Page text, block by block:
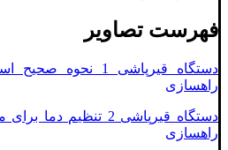
فهرست تصاویر
دستگاه قیرپاشی 1
راهسازی
دستگاه قیرپاشی 2
راهسازی